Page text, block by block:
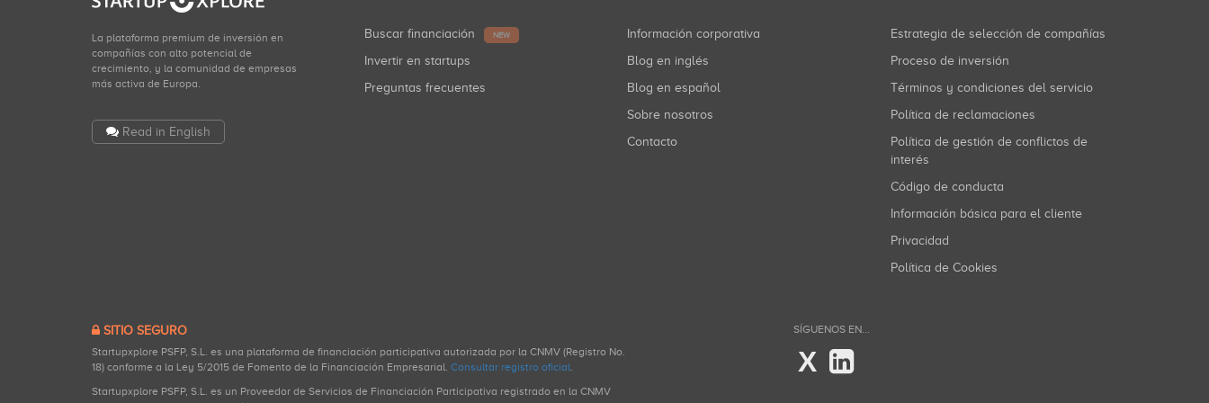
La plataforma premium de inversión en
compañías con alto potencial de
crecimiento, y la comunidad de empresas
más activa de Europa.
Read in English
Buscar financiación NEW
Invertir en startups
Preguntas frecuentes
Información corporativa
Blog en inglés
Blog en español
Sobre nosotros
Contacto
Estrategia de selección de compañías
Proceso de inversión
Términos y condiciones del servicio
Política de reclamaciones
Política de gestión de conflictos de
interés
Código de conducta
Información básica para el cliente
Privacidad
Política de Cookies
SITIO SEGURO
Startupxplore PSFP, S.L. es una plataforma de financiación participativa autorizada por la CNMV (Registro No.
18) conforme a la Ley 5/2015 de Fomento de la Financiación Empresarial. Consultar registro oficial.
Startupxplore PSFP, S.L. es un Proveedor de Servicios de Financiación Participativa registrado en la CNMV
SÍGUENOS EN...
X